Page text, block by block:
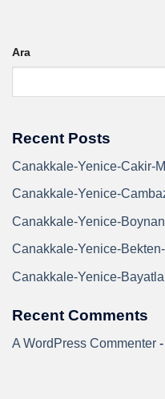
Ara
Recent Posts
Canakkale-Yenice-Cakir-
Canakkale-Yenice-
Canakkale-Yenice-
Canakkale-Yenice-
Canakkale-Yenice-
Recent Comments
A WordPress Commenter -